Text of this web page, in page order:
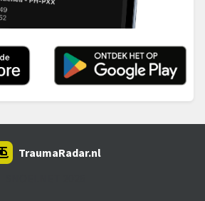
TraumaRadar.nl